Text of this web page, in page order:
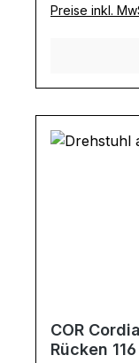
65
Preise inkl.
COR
Rücken 116